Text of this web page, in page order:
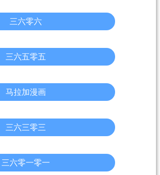
三六零六
三六五零五
马拉加漫画
三六三零三
三六零一零一